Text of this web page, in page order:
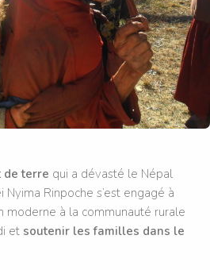
de terre qui a dévasté le Népal
Rinpoche s’est engagé à
moderne à la communauté rurale
et soutenir les familles dans le